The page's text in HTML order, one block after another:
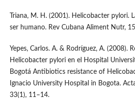
Triana, M. H. (2001). Helicobacter pylori.
ser humano. Rev Cubana Aliment Nutr,
Yepes, Carlos. A. & Rodríguez, A. (2008).
Helicobacter pylori en el Hospital
Bogotá Antibiotics resistance of
Ignacio University Hospital in Bogota.
33(1), 11–14.